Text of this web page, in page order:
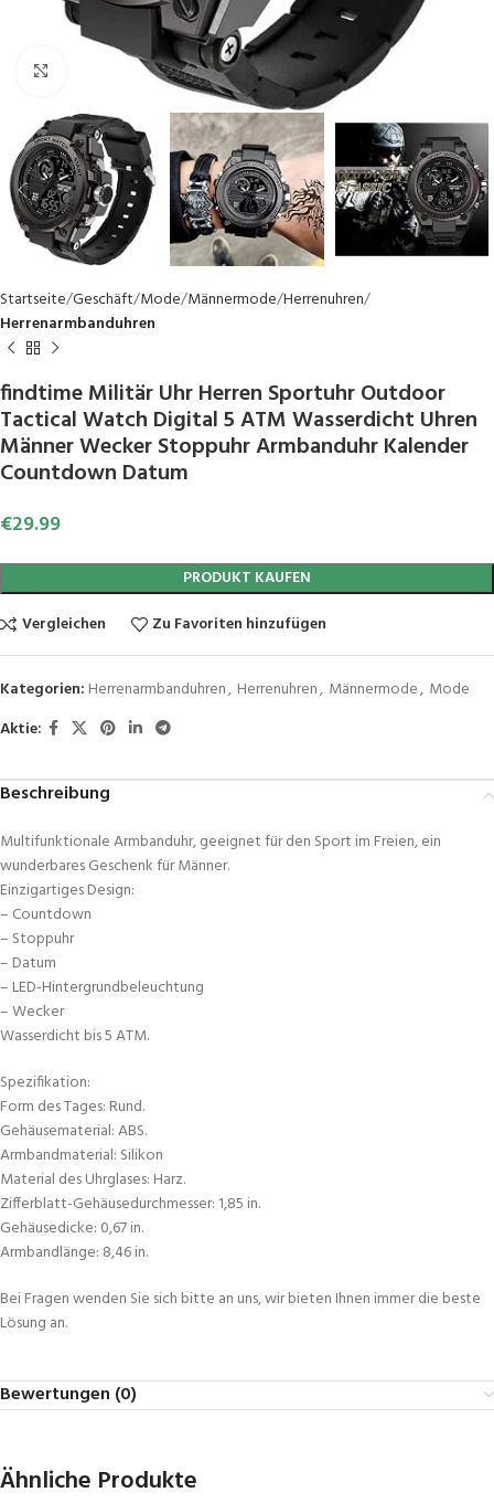
Click to enlarge
Startseite Geschäft Mode Männermode Herrenuhren
Herrenarmbanduhren
findtime Militär Uhr Herren Sportuhr Outdoor
Tactical Watch Digital 5 ATM Wasserdicht Uhren
Männer Wecker Stoppuhr Armbanduhr Kalender
Countdown Datum
€29.99
PRODUKT KAUFEN
Vergleichen
Zu Favoriten hinzufügen
Kategorien: Herrenarmbanduhren, Herrenuhren, Männermode, Mode
Aktie:
Beschreibung
Multifunktionale Armbanduhr, geeignet für den Sport im Freien, ein
wunderbares Geschenk für Männer.
Einzigartiges Design:
– Countdown
– Stoppuhr
– Datum
– LED-Hintergrundbeleuchtung
– Wecker
Wasserdicht bis 5 ATM.
Spezifikation:
Form des Tages: Rund.
Gehäusematerial: ABS.
Armbandmaterial: Silikon
Material des Uhrglases: Harz.
Zifferblatt-Gehäusedurchmesser: 1,85 in.
Gehäusedicke: 0,67 in.
Armbandlänge: 8,46 in.
Bei Fragen wenden Sie sich bitte an uns, wir bieten Ihnen immer die beste
Lösung an.
Bewertungen (0)
Ähnliche Produkte